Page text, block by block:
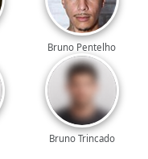
Bruno Pentelho
Bruno Trincado